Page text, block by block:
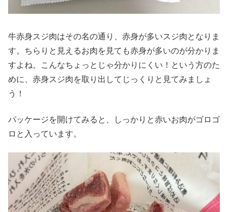
牛赤身スジ肉はその名の通り、赤身が多いスジ肉となりま
す。ちらりと見えるお肉を見ても赤身が多いのが分かりま
すよね。こんなちょっとじゃ分かりにくい！という方のた
めに、赤身スジ肉を取り出してじっくりと見てみましょ
う！
パッケージを開けてみると、しっかりと赤いお肉がゴロゴ
ロと入っています。